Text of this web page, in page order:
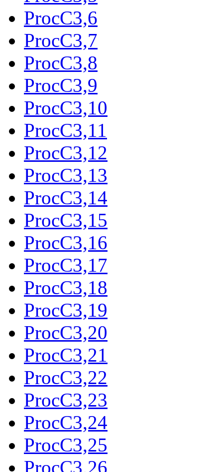
ProcC3,6
ProcC3,7
ProcC3,8
ProcC3,9
ProcC3,10
ProcC3,11
ProcC3,12
ProcC3,13
ProcC3,14
ProcC3,15
ProcC3,16
ProcC3,17
ProcC3,18
ProcC3,19
ProcC3,20
ProcC3,21
ProcC3,22
ProcC3,23
ProcC3,24
ProcC3,25
ProcC3,26